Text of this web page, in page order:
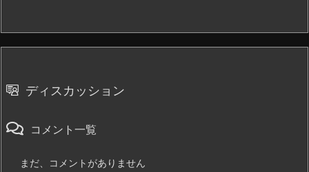
ディスカッション
コメント一覧
まだ、コメントがありません